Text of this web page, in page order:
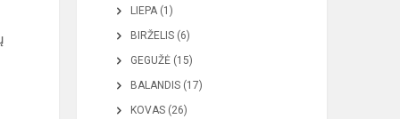
LIEPA (1)
BIRŽELIS (6)
GEGUŽĖ (15)
BALANDIS (17)
KOVAS (26)